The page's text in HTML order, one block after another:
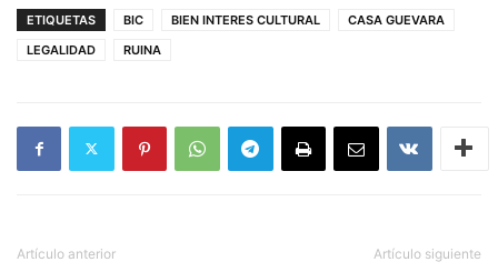
ETIQUETAS BIC BIEN INTERES CULTURAL
CASA GUEVARA
LEGALIDAD
RUINA
Artículo anterior Artículo siguiente